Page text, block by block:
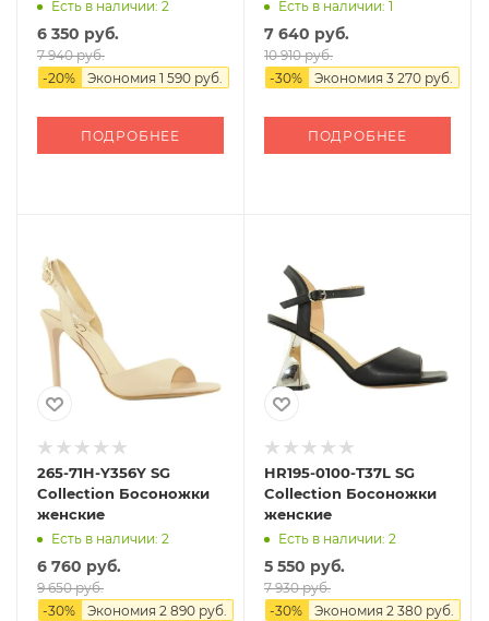
Есть в наличии: 2
6 350 руб.
7 940 руб.
-20% Экономия 1 590 руб.
ПОДРОБНЕЕ
Есть в наличии: 1
7 640 руб.
10 910 руб.
-30% Экономия 3 270 руб.
ПОДРОБНЕЕ
265-71H-Y356Y SG
Collection Босоножки
женские
Есть в наличии: 2
6 760 руб.
9 650 руб.
-30% Экономия 2 890 руб.
HR195-0100-T37L SG
Collection Босоножки
женские
Есть в наличии: 2
5 550 руб.
7 930 руб.
-30% Экономия 2 380 руб.